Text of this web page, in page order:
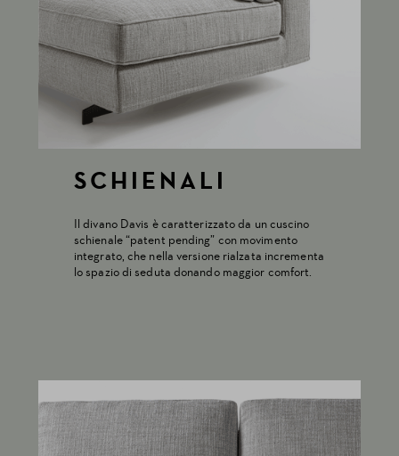
SCHIENALI
Il divano Davis è caratterizzato da un cuscino
schienale “patent pending” con movimento
integrato, che nella versione rialzata incrementa
lo spazio di seduta donando maggior comfort.